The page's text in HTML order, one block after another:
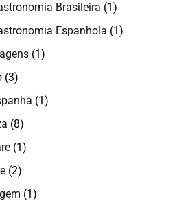
Brasileira (1)
Espanhola (1)
(1)
(3)
(1)
(8)
(1)
(2)
(1)